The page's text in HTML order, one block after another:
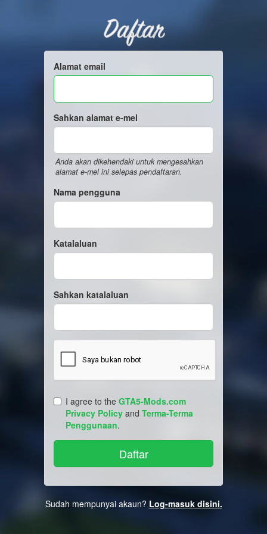
Daftar
Alamat email
Sahkan alamat e-mel
Anda akan dikehendaki untuk mengesahkan
alamat e-mel ini selepas pendaftaran.
Nama pengguna
Katalaluan
Sahkan katalaluan
I agree to the GTA5-Mods.com
Privacy Policy and Terma-Terma
Penggunaan.
Sudah mempunyai akaun? Log-masuk disini.